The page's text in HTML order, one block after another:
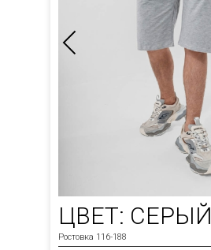
ЦВЕТ: СЕРЫЙ
Ростовка 116-188